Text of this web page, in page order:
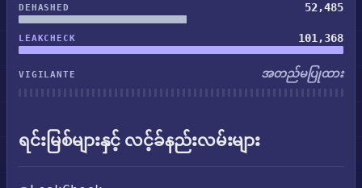
DEHASHED 52,485
LEAKCHECK 101,368
VIGILANTE အတည်မပြုထား
ရင်းမြစ်များနှင့် လင့်ခ်နည်းလမ်းများ